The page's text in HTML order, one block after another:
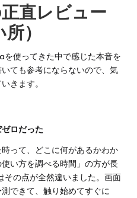
直レビュー
）
を使ってきた中で感じた本音を
ても参考にならないので、気
きます。
ロだった
って、どこに何があるかわか
い方を調べる時間」の方が長
その点が全然違いました。画面
できて、触り始めてすぐに